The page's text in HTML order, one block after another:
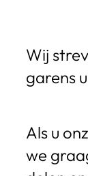
Wij
garens
Als u
we